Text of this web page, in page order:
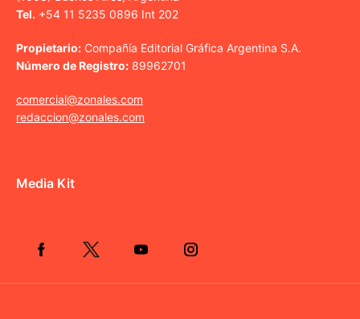
Tel. +54 11 5235 0896 Int 202
Propietario: Compañía Editorial Gráfica Argentina S.A.
Número de Registro: 89962701
comercial@zonales.com
redaccion@zonales.com
Media Kit